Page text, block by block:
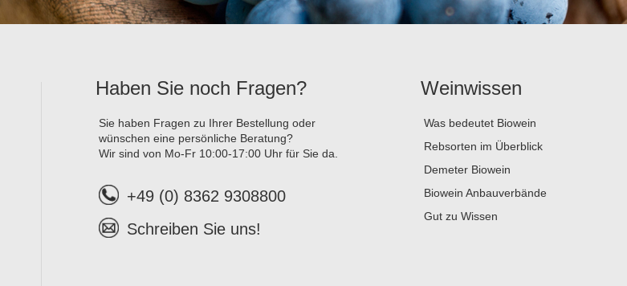
Haben Sie noch Fragen?
Sie haben Fragen zu Ihrer Bestellung oder
wünschen eine persönliche Beratung?
Wir sind von Mo-Fr 10:00-17:00 Uhr für Sie da.
+49 (0) 8362 9308800
Schreiben Sie uns!
Weinwissen
Was bedeutet Biowein
Rebsorten im Überblick
Demeter Biowein
Biowein Anbauverbände
Gut zu Wissen